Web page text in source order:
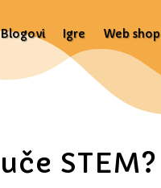
Blogovi Igre Web shop
STEM?